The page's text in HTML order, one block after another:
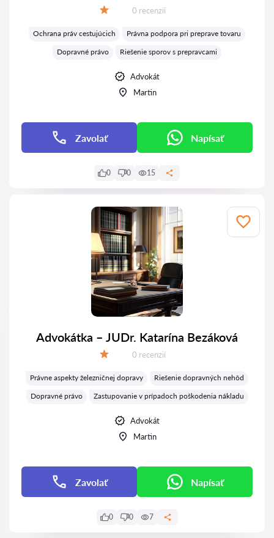
Recenzií:
0 recenzií
Ochrana práv cestujúcich
Právna podpora pri preprave tovaru
Dopravné právo
Riešenie sporov s prepravcami
Advokát
Martin
Zavolať Napísať
0 0 15
Advokátka – JUDr. Katarína Bezáková
Recenzií:
0 recenzií
Právne aspekty železničnej dopravy
Riešenie dopravných nehôd
Dopravné právo
Zastupovanie v prípadoch poškodenia nákladu
Advokát
Martin
Zavolať Napísať
0 0 7